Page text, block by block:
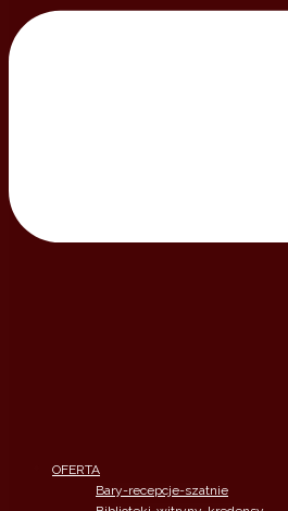
OFERTA
Bary-recepcje-szatnie